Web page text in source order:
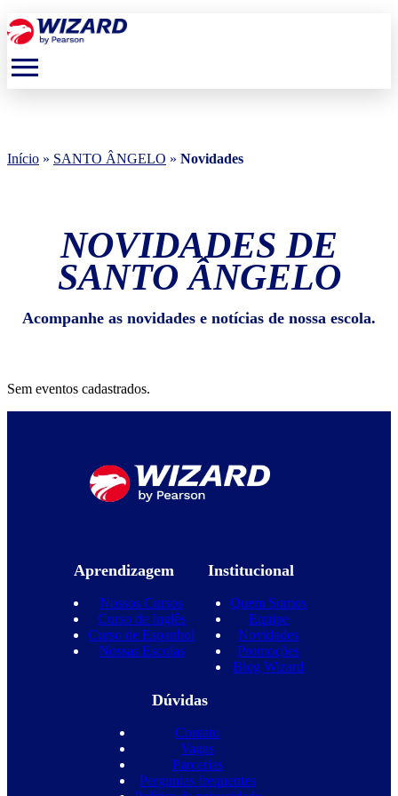
menu
Início » SANTO ÂNGELO » Novidades
NOVIDADES DE
SANTO ÂNGELO
Acompanhe as novidades e notícias de nossa escola.
Sem eventos cadastrados.
Aprendizagem
Nossos Cursos
Curso de Inglês
Curso de Espanhol
Nossas Escolas
Institucional
Quem Somos
Equipe
Novidades
Promoções
Blog Wizard
Dúvidas
Contato
Vagas
Parcerias
Perguntas frequentes